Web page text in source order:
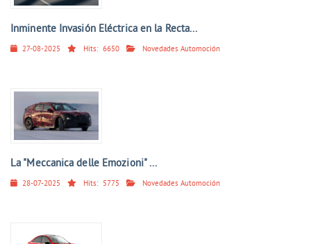
Inminente Invasión Eléctrica en la Recta...
27-08-2025 Hits: 6650 Novedades Automoción
La "Meccanica delle Emozioni" ...
28-07-2025 Hits: 5775 Novedades Automoción